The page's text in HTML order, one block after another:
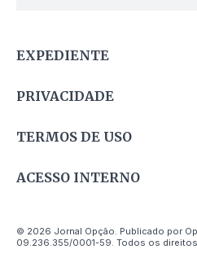
EXPEDIENTE
PRIVACIDADE
TERMOS DE USO
ACESSO INTERNO
© 2026 Jornal Opção. Publicado por
09.236.355/0001-59. Todos os direitos